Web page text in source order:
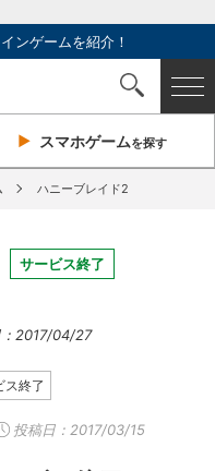
ンゲームを紹介！
スマホゲームを探す
ハニーブレイド2
サービス終了
：2017/04/27
ス終了
投稿日：2017/03/15